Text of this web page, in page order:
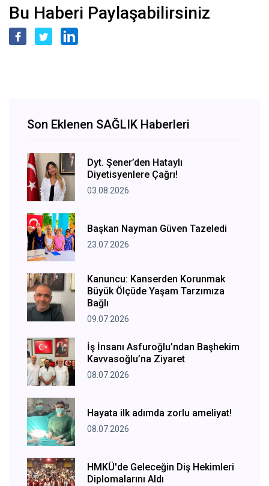
Bu Haberi Paylaşabilirsiniz
Son Eklenen SAĞLIK Haberleri
Dyt. Şener’den Hataylı
Diyetisyenlere Çağrı!
03.08.2026
Başkan Nayman Güven Tazeledi
23.07.2026
Kanuncu: Kanserden Korunmak
Büyük Ölçüde Yaşam Tarzımıza
Bağlı
09.07.2026
İş İnsanı Asfuroğlu’ndan Başhekim
Kavvasoğlu’na Ziyaret
08.07.2026
Hayata ilk adımda zorlu ameliyat!
08.07.2026
HMKÜ'de Geleceğin Diş Hekimleri
Diplomalarını Aldı